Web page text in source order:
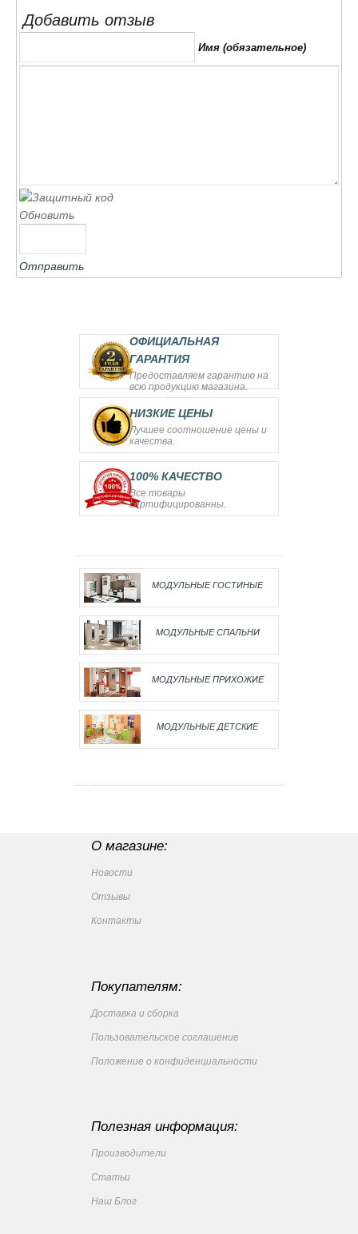
вместе с подробной инструкцией для сборки и
фурнитурой.
Добавить отзыв
Имя (обязательное)
Обновить
Отправить
ОФИЦИАЛЬНАЯ
ГАРАНТИЯ
Предоставляем гарантию на
всю продукцию магазина.
НИЗКИЕ ЦЕНЫ
Лучшее соотношение цены и
качества.
100% КАЧЕСТВО
Все товары
сертифицированны.
МОДУЛЬНЫЕ ГОСТИНЫЕ
МОДУЛЬНЫЕ СПАЛЬНИ
МОДУЛЬНЫЕ ПРИХОЖИЕ
МОДУЛЬНЫЕ ДЕТСКИЕ
О магазине:
Новости
Отзывы
Контакты
Покупателям:
Доставка и сборка
Пользовательское соглашение
Положение о конфиденциальности
Полезная информация:
Производители
Статьи
Наш Блог